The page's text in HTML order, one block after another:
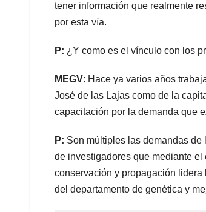
tener información que realmente
por esta vía.
P: ¿Y como es el vínculo con los
MEGV: Hace ya varios años
José de las Lajas como de la
capacitación por la demanda que
P: Son múltiples las demandas
de investigadores que mediante
conservación y propagación
del departamento de genética y